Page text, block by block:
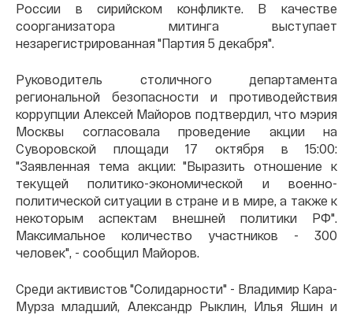
России в сирийском конфликте. В качестве
соорганизатора митинга выступает
незарегистрированная "Партия 5 декабря".
Руководитель столичного департамента
региональной безопасности и противодействия
коррупции Алексей Майоров подтвердил, что мэрия
Москвы согласовала проведение акции на
Суворовской площади 17 октября в 15:00:
"Заявленная тема акции: "Выразить отношение к
текущей политико-экономической и военно-
политической ситуации в стране и в мире, а также к
некоторым аспектам внешней политики РФ".
Максимальное количество участников - 300
человек", - сообщил Майоров.
Среди активистов "Солидарности" - Владимир Кара-
Мурза младший, Александр Рыклин, Илья Яшин и